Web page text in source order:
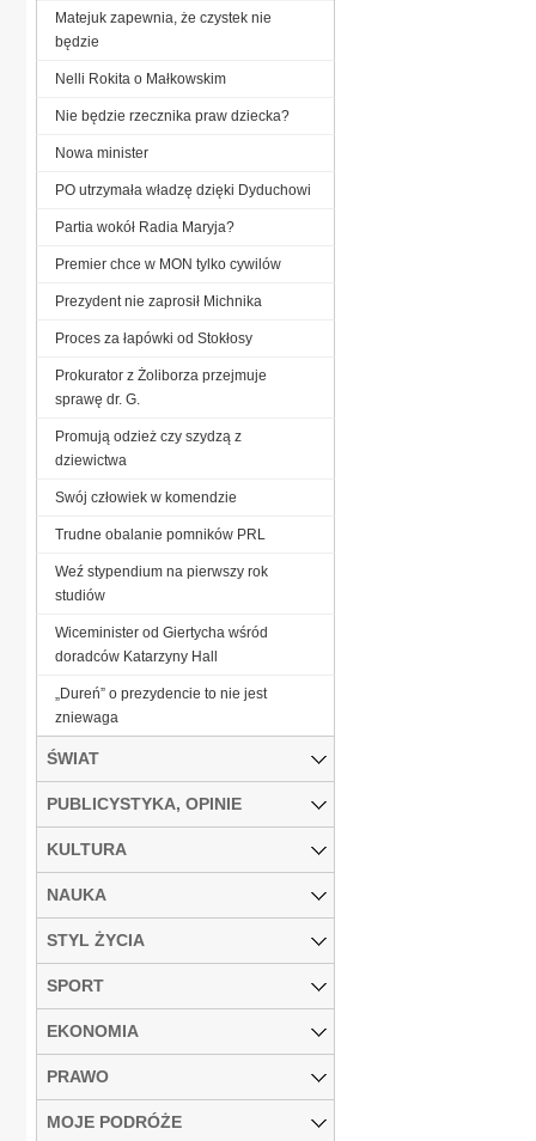
Matejuk zapewnia, że czystek nie
będzie
Nelli Rokita o Małkowskim
Nie będzie rzecznika praw dziecka?
Nowa minister
PO utrzymała władzę dzięki Dyduchowi
Partia wokół Radia Maryja?
Premier chce w MON tylko cywilów
Prezydent nie zaprosił Michnika
Proces za łapówki od Stokłosy
Prokurator z Żoliborza przejmuje
sprawę dr. G.
Promują odzież czy szydzą z
dziewictwa
Swój człowiek w komendzie
Trudne obalanie pomników PRL
Weź stypendium na pierwszy rok
studiów
Wiceminister od Giertycha wśród
doradców Katarzyny Hall
„Dureń” o prezydencie to nie jest
zniewaga
ŚWIAT
PUBLICYSTYKA, OPINIE
KULTURA
NAUKA
STYL ŻYCIA
SPORT
EKONOMIA
PRAWO
MOJE PODRÓŻE